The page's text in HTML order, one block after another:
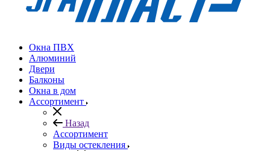
Окна ПВХ
Алюминий
Двери
Балконы
Окна в дом
Ассортимент
Назад
Ассортимент
Виды остекления